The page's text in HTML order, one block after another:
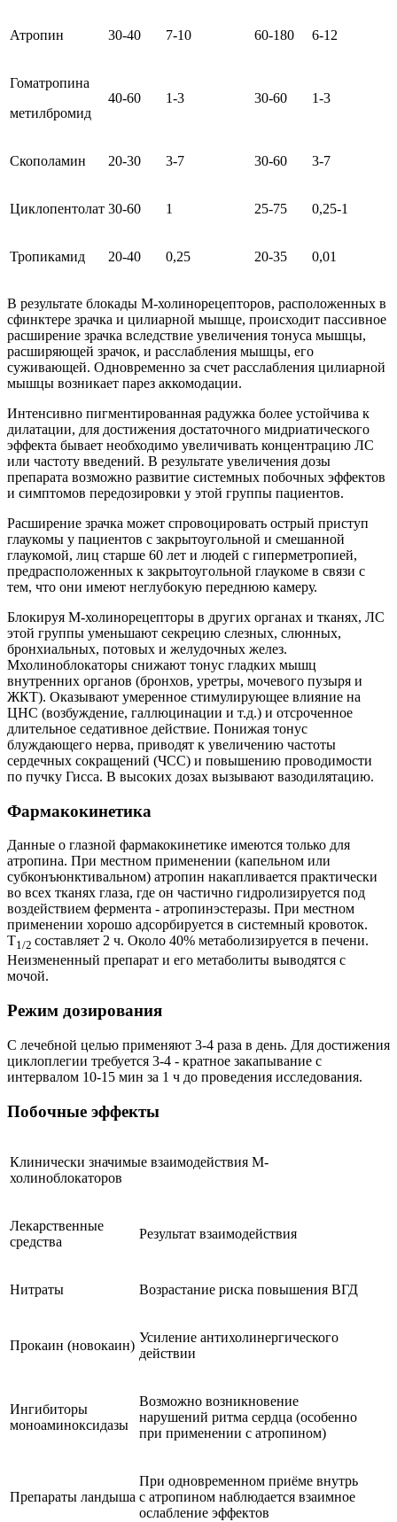
Атропин 30-40 7-10 60-180 6-12
Гоматропина
метилбромид
40-60 1-3 30-60 1-3
Скополамин 20-30 3-7 30-60 3-7
Циклопентолат 30-60 1 25-75 0,25-1
Тропикамид 20-40 0,25 20-35 0,01
В результате блокады М-холинорецепторов, расположенных в
сфинктере зрачка и цилиарной мышце, происходит пассивное
расширение зрачка вследствие увеличения тонуса мышцы,
расширяющей зрачок, и расслабления мышцы, его
суживающей. Одновременно за счет расслабления цилиарной
мышцы возникает парез аккомодации.
Интенсивно пигментированная радужка более устойчива к
дилатации, для достижения достаточного мидриатического
эффекта бывает необходимо увеличивать концентрацию ЛС
или частоту введений. В результате увеличения дозы
препарата возможно развитие системных побочных эффектов
и симптомов передозировки у этой группы пациентов.
Расширение зрачка может спровоцировать острый приступ
глаукомы у пациентов с закрытоугольной и смешанной
глаукомой, лиц старше 60 лет и людей с гиперметропией,
предрасположенных к закрытоугольной глаукоме в связи с
тем, что они имеют неглубокую переднюю камеру.
Блокируя М-холинорецепторы в других органах и тканях, ЛС
этой группы уменьшают секрецию слезных, слюнных,
бронхиальных, потовых и желудочных желез.
Мхолиноблокаторы снижают тонус гладких мышц
внутренних органов (бронхов, уретры, мочевого пузыря и
ЖКТ). Оказывают умеренное стимулирующее влияние на
ЦНС (возбуждение, галлюцинации и т.д.) и отсроченное
длительное седативное действие. Понижая тонус
блуждающего нерва, приводят к увеличению частоты
сердечных сокращений (ЧСС) и повышению проводимости
по пучку Гисса. В высоких дозах вызывают вазодилятацию.
Фармакокинетика
Данные о глазной фармакокинетике имеются только для
атропина. При местном применении (капельном или
субконъюнктивальном) атропин накапливается практически
во всех тканях глаза, где он частично гидролизируется под
воздействием фермента - атропинэстеразы. При местном
применении хорошо адсорбируется в системный кровоток.
T1/2 составляет 2 ч. Около 40% метаболизируется в печени.
Неизмененный препарат и его метаболиты выводятся с
мочой.
Режим дозирования
С лечебной целью применяют 3-4 раза в день. Для достижения
циклоплегии требуется 3-4 - кратное закапывание с
интервалом 10-15 мин за 1 ч до проведения исследования.
Побочные эффекты
Клинически значимые взаимодействия М-
холиноблокаторов
Лекарственные
средства
Результат взаимодействия
Нитраты Возрастание риска повышения ВГД
Прокаин (новокаин)
Усиление антихолинергического
действии
Ингибиторы
моноаминоксидазы
Возможно возникновение
нарушений ритма сердца (особенно
при применении с атропином)
Препараты ландыша
При одновременном приёме внутрь
с атропином наблюдается взаимное
ослабление эффектов